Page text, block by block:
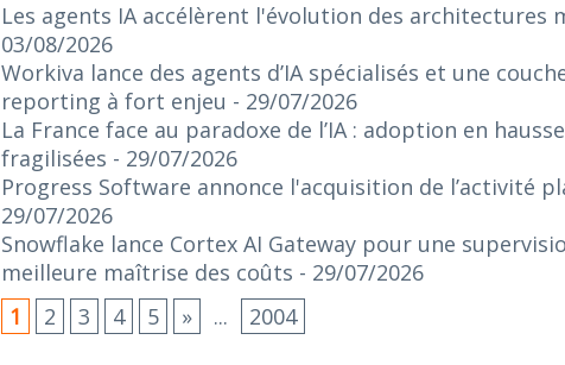
Les agents IA accélèrent l'évolution des architectures
03/08/2026
Workiva lance des agents d’IA spécialisés et une
reporting à fort enjeu - 29/07/2026
La France face au paradoxe de l’IA : adoption en
fragilisées - 29/07/2026
Progress Software annonce l'acquisition de l’activité
29/07/2026
Snowflake lance Cortex AI Gateway pour une
meilleure maîtrise des coûts - 29/07/2026
1
2 3 4 5 » ... 2004